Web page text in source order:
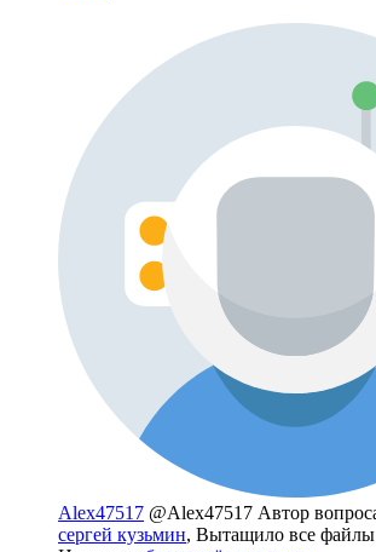
Alex47517 @Alex47517 Автор
сергей кузьмин, Вытащило все файлы